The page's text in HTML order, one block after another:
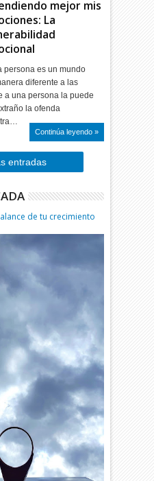
mejor mis
La
persona es un mundo
diferente a las
a una persona la puede
la ofenda
Continúa leyendo »
entradas
de tu crecimiento